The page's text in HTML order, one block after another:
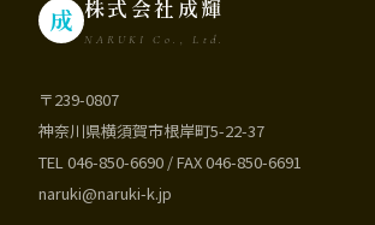
成 株式会社成輝
NARUKI Co., Ltd.
〒239-0807
神奈川県横須賀市根岸町5-22-37
TEL 046-850-6690 / FAX 046-850-6691
naruki@naruki-k.jp